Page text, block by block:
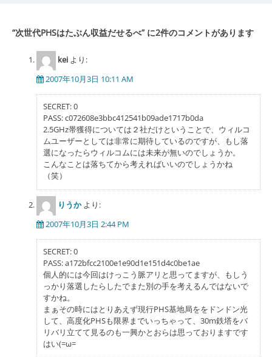
ビ
ー
“次世代PHSはたぶん収益だせるべ” に2件のコメントがあります
kei より:
2007年10月3日 10:11 AM
SECRET: 0
PASS: c072608e3bbc412541b09ade1717b0da
2.5GHz帯獲得については２社だけということで、ウィルコ
ムユーザーとしては非常に期待しているのですが、もし落
選になったらウィルコムには未来が無いのでしょうか。
こんなことは落ちてから考えればいいのでしょうかね
（笑）
りうか より:
2007年10月3日 2:44 PM
SECRET: 0
PASS: a172bfcc2100e1e90d1e151d4c0be1ae
個人的には今回はけっこう脈アリと思ってますが、もしう
っかり落選したらしたでまた別の手を考えるんではないで
すかね。
まぁその時にはとりあえず現行PHS基地局ををドンドン光
して、高度化PHSも限界までいっちゃって、30m鉄塔をバ
リバリ立てて見るのも一興かとおらは思っておりますです
はい(=ω=